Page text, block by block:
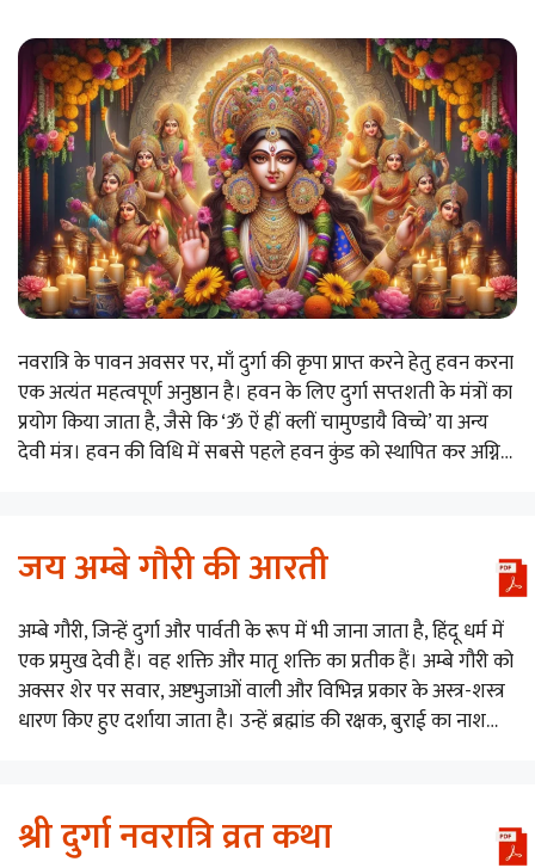
नवरात्रि के पावन अवसर पर, माँ दुर्गा की कृपा प्राप्त करने हेतु हवन करना
एक अत्यंत महत्वपूर्ण अनुष्ठान है। हवन के लिए दुर्गा सप्तशती के मंत्रों का
प्रयोग किया जाता है, जैसे कि ‘ॐ ऐं ह्रीं क्लीं चामुण्डायै विच्चे’ या अन्य
देवी मंत्र। हवन की विधि में सबसे पहले हवन कुंड को स्थापित कर अग्नि…
जय अम्बे गौरी की आरती
अम्बे गौरी, जिन्हें दुर्गा और पार्वती के रूप में भी जाना जाता है, हिंदू धर्म में
एक प्रमुख देवी हैं। वह शक्ति और मातृ शक्ति का प्रतीक हैं। अम्बे गौरी को
अक्सर शेर पर सवार, अष्टभुजाओं वाली और विभिन्न प्रकार के अस्त्र-शस्त्र
धारण किए हुए दर्शाया जाता है। उन्हें ब्रह्मांड की रक्षक, बुराई का नाश…
श्री दुर्गा नवरात्रि व्रत कथा